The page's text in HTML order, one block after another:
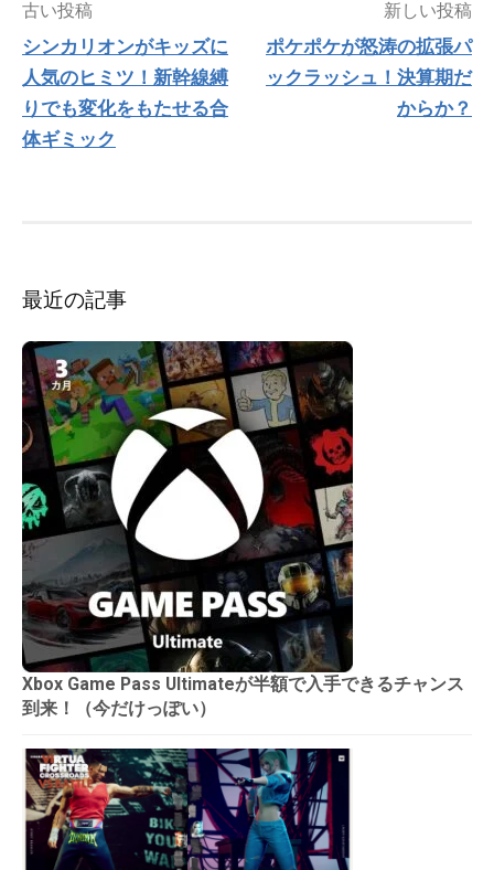
投
ナ
ビ
ゲ
ー
シ
古い投稿
シンカリオンがキッズに
人気のヒミツ！新幹線縛
りでも変化をもたせる合
体ギミック
新しい投稿
ポケポケが怒涛の拡張パ
ックラッシュ！決算期だ
からか？
最近の記事
Xbox Game Pass Ultimateが半額で入手できるチャンス
到来！（今だけっぽい）